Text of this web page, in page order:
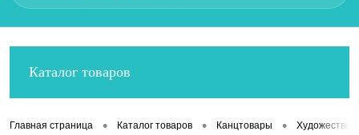
Каталог товаров
Главная страница • Каталог товаров • Канцтовары •